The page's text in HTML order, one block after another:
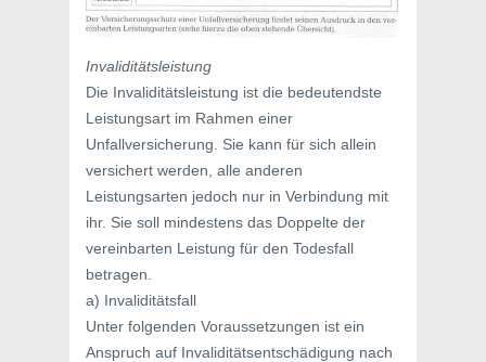
Invaliditätsleistung
Die Invaliditätsleistung ist die bedeutendste
Leistungsart im Rahmen einer
Unfallversicherung. Sie kann für sich allein
versichert werden, alle anderen
Leistungsarten jedoch nur in Verbindung mit
ihr. Sie soll mindestens das Doppelte der
vereinbarten Leistung für den Todesfall
betragen.
a) Invaliditätsfall
Unter folgenden Voraussetzungen ist ein
Anspruch auf Invaliditätsentschädigung nach